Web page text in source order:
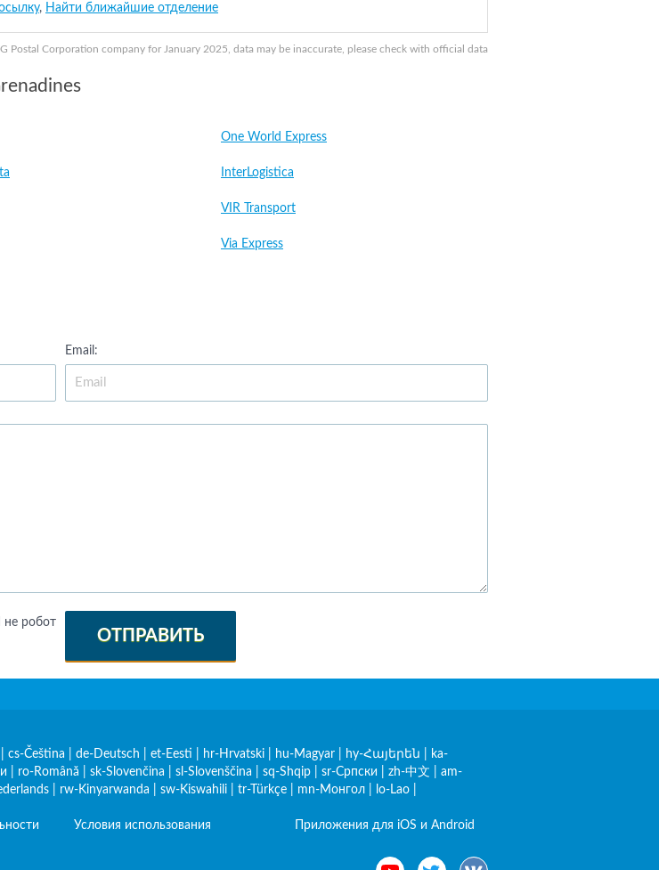
Postal Corporation company for January 2025, data may be inaccurate, please check with official data
, Найти ближайшие отделение
One World Express
InterLogistica
VIR Transport
Via Express
Email:
не робот
ОТПРАВИТЬ
cs-Čeština de-Deutsch et-Eesti hr-Hrvatski hu-Magyar hy-Հայերեն
ka-
ro-Română sk-Slovenčina sl-Slovenščina sq-Shqip sr-Српски zh-中文
am-
rw-Kinyarwanda sw-Kiswahili tr-Türkçe mn-Монгол lo-Lao
Условия использования Приложения для iOS и Android